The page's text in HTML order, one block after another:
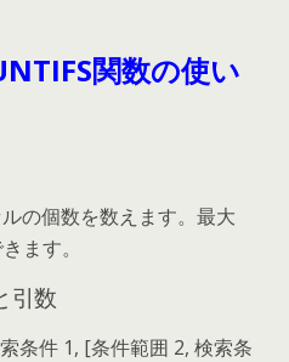
関数の使い
の個数を数えます。最大
ます。
引数
条件 1, [条件範囲 2, 検索条